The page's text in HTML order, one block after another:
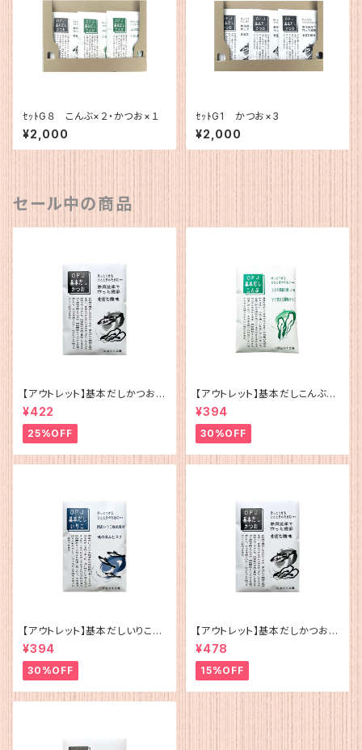
ｾｯﾄG８ こんぶ×２・かつお×１
¥2,000
ｾｯﾄG1 かつお×3
¥2,000
セール中の商品
【アウトレット】基本だしかつお
（5g×12）
¥422
25%OFF
【アウトレット】基本だしこんぶ（5
g×12）
¥394
30%OFF
【アウトレット】基本だしいりこ（5
g×12）
¥394
30%OFF
【アウトレット】基本だしかつお
（5g×12）
¥478
15%OFF